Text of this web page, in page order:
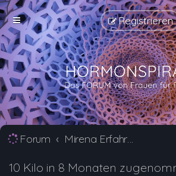
Registrieren
Forum Mirena Erfahrungsberichte und Nebenwirkungen
10 Kilo in 8 Monaten